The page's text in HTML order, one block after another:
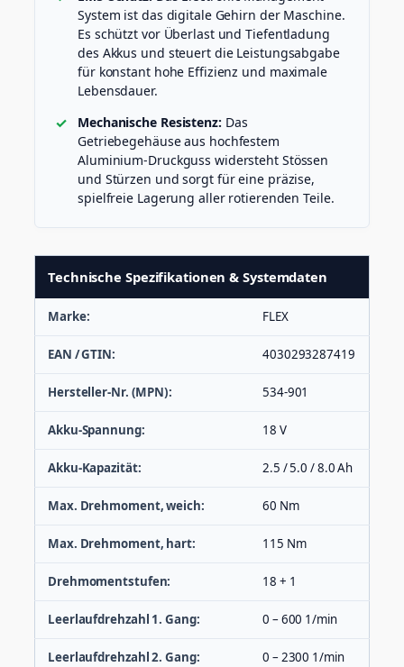
System ist das digitale Gehirn der Maschine.
Es schützt vor Überlast und Tiefentladung
des Akkus und steuert die Leistungsabgabe
für konstant hohe Effizienz und maximale
Lebensdauer.
Mechanische Resistenz: Das
Getriebegehäuse aus hochfestem
Aluminium-Druckguss widersteht Stössen
und Stürzen und sorgt für eine präzise,
spielfreie Lagerung aller rotierenden Teile.
Technische Spezifikationen & Systemdaten
Marke: FLEX
EAN / GTIN: 4030293287419
Hersteller-Nr. (MPN): 534-901
Akku-Spannung: 18 V
Akku-Kapazität: 2.5 / 5.0 / 8.0 Ah
Max. Drehmoment, weich: 60 Nm
Max. Drehmoment, hart: 115 Nm
Drehmomentstufen: 18 + 1
Leerlaufdrehzahl 1. Gang: 0 – 600 1/min
Leerlaufdrehzahl 2. Gang: 0 – 2300 1/min